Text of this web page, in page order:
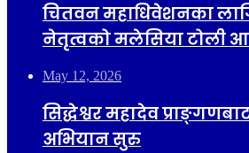
चितवन महाधिवेशनका
नेतृत्वको मलेसिया टोली
May 12, 2026
सिद्धेश्वर महादेव
अभियान सुरु